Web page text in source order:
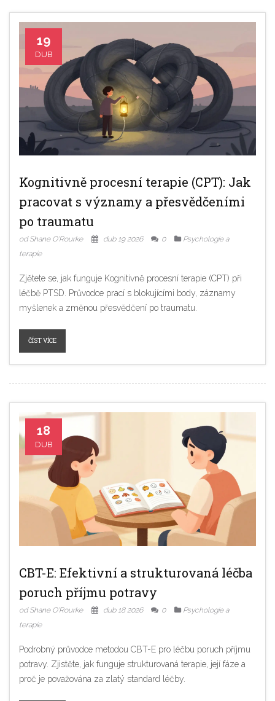
19
DUB
Kognitivně procesní terapie (CPT): Jak
pracovat s významy a přesvědčeními
po traumatu
od Shane O'Rourke dub 19 2026 0
Psychologie a
terapie
Zjětete se, jak funguje Kognitivně procesní terapie (CPT) při
léčbě PTSD. Průvodce prací s blokujícími body, záznamy
myšlenek a změnou přesvědčení po traumatu.
ČÍST VÍCE
18
DUB
CBT-E: Efektivní a strukturovaná léčba
poruch příjmu potravy
od Shane O'Rourke dub 18 2026 0
Psychologie a
terapie
Podrobný průvodce metodou CBT-E pro léčbu poruch příjmu
potravy. Zjistěte, jak funguje strukturovaná terapie, její fáze a
proč je považována za zlatý standard léčby.